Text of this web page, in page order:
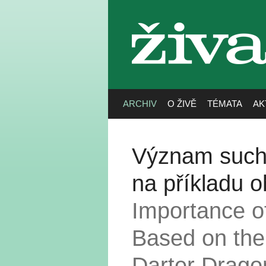
živa
ARCHIV O ŽIVĚ TÉMATA
Význam
na příkladu
Importance
Based on